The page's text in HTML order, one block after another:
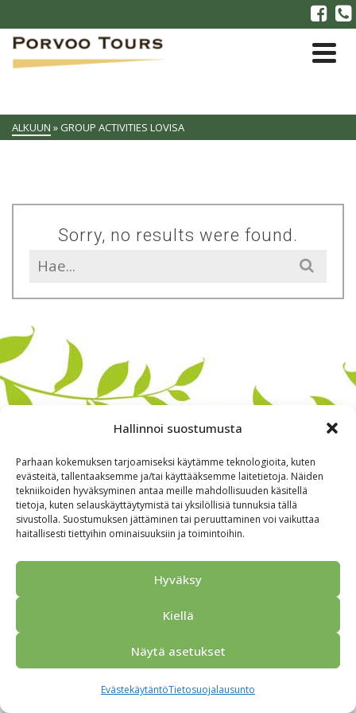
Hallinnoi suostumusta
Parhaan kokemuksen tarjoamiseksi käytämme teknologioita, kuten
evästeitä, tallentaaksemme ja/tai käyttääksemme laitetietoja. Näiden
tekniikoiden hyväksyminen antaa meille mahdollisuuden käsitellä
tietoja, kuten selauskäyttäytymistä tai yksilöllisiä tunnuksia tällä
sivustolla. Suostumuksen jättäminen tai peruuttaminen voi vaikuttaa
haitallisesti tiettyihin ominaisuuksiin ja toimintoihin.
Hyväksy
Kiellä
Näytä asetukset
EvästekäytäntöTietosuojalausunto
ALKUUN » GROUP ACTIVITIES LOVISA
Sorry, no results were found.
Search
for:
Alkuun Ryhmille Kokous & Ohjelmat
Yhteistyökumppanit
Tarjouspyyntö
Anna palautetta
Tietosuojaseloste
© 2026 Porvoo Tours - matkanjärjestäjä / FPW